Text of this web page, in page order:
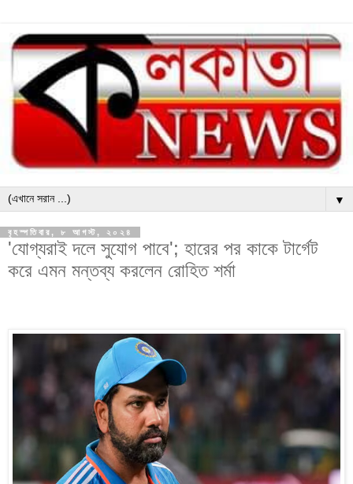
▼
বৃহস্পতিবার, ৮ আগস্ট, ২০২৪
'যোগ্যরাই দলে সুযোগ পাবে'; হারের পর কাকে টার্গেট
করে এমন মন্তব্য করলেন রোহিত শর্মা